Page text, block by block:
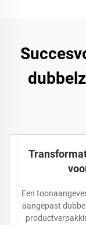
Een
aangepast